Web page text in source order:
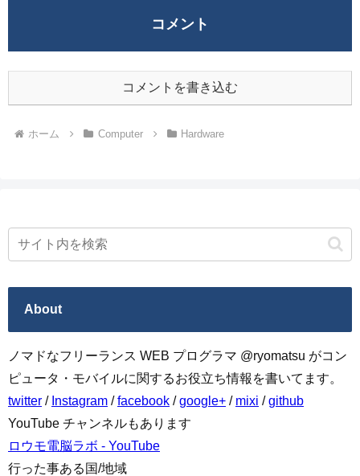
コメント
コメントを書き込む
ホーム Computer Hardware
About
ノマドなフリーランス WEB プログラマ @ryomatsu がコン
ピュータ・モバイルに関するお役立ち情報を書いてます。
twitter / Instagram / facebook / google+ / mixi / github
YouTube チャンネルもあります
ロウモ電脳ラボ - YouTube
行った事ある国/地域